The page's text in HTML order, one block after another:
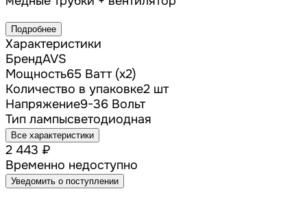
Подробнее
Характеристики
БрендAVS
Мощность65 Ватт (х2)
Количество в упаковке2 шт
Напряжение9-36 Вольт
Тип лампыcветодиодная
Все характеристики
2 443 ₽
Временно недоступно
Уведомить о поступлении